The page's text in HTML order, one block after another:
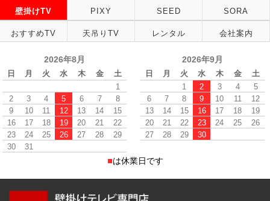
壁掛けTV PIXY SEED SORA
おすすめTV 天吊りTV レンタル 会社案内
2026年8月
日 月 火 水 木 金
土
1
2
3 4 5 6 7
8
9
10 11 12 13 14
15
16
17 18 19 20 21
22
23
24 25 26 27 28
29
30
31
2026年9月
日 月 火 水 木 金
土
1
2 3 4
5
6
7 8 9 10 11
12
13
14 15 16 17 18
19
20
21 22 23 24 25
26
27
28 29 30
■は休業日です